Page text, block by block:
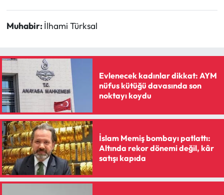
Muhabir: İlhami Türksal
Evlenecek kadınlar dikkat: AYM
nüfus kütüğü davasında son
noktayı koydu
İslam Memiş bombayı patlattı:
Altında rekor dönemi değil, kâr
satışı kapıda